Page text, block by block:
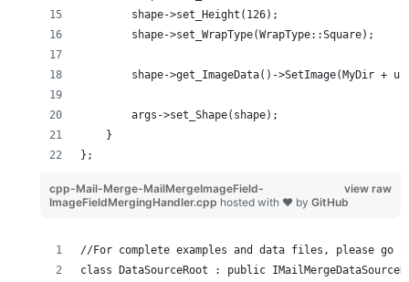
        shape->set_Height(126);
        shape->set_WrapType(WrapType::Square);
shape->get_ImageData()->SetImage(MyDir +
        args->set_Shape(shape);
    }
};
view raw
cpp-Mail-Merge-MailMergeImageField-
ImageFieldMergingHandler.cpp hosted with ❤ by GitHub
//For complete examples and data files, please go
class DataSourceRoot : public